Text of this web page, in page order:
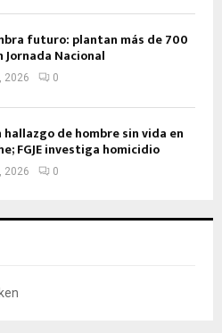
futuro: plantan más de 700
Jornada Nacional
2026 0
hallazgo de hombre sin vida en
FGJE investiga homicidio
2026 0